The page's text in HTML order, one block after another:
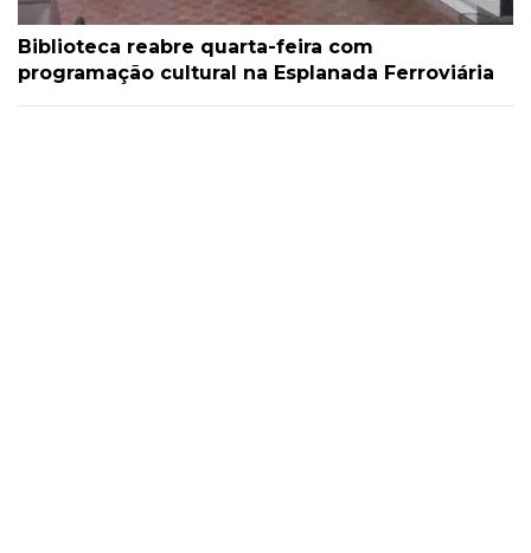
Biblioteca reabre quarta-feira com
programação cultural na Esplanada Ferroviária